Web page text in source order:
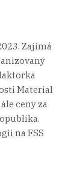
Zajímá
Material
ceny za
na FSS